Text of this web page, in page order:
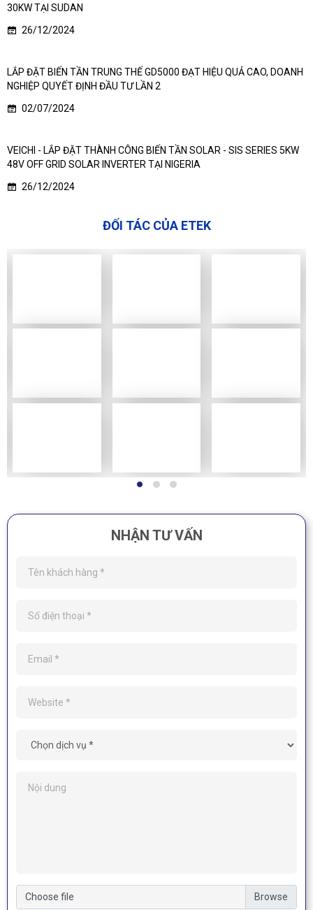
30KW TẠI SUDAN
26/12/2024
LẮP ĐẶT BIẾN TẦN TRUNG THẾ GD5000 ĐẠT HIỆU QUẢ CAO, DOANH
NGHIỆP QUYẾT ĐỊNH ĐẦU TƯ LẦN 2
02/07/2024
VEICHI - LẮP ĐẶT THÀNH CÔNG BIẾN TẦN SOLAR - SIS SERIES 5KW
48V OFF GRID SOLAR INVERTER TẠI NIGERIA
26/12/2024
ĐỐI TÁC CỦA ETEK
NHẬN TƯ VẤN
Choose file